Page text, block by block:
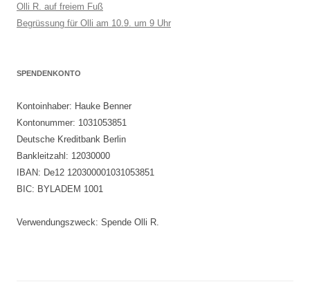
Olli R. auf freiem Fuß
Begrüssung für Olli am 10.9. um 9 Uhr
SPENDENKONTO
Kontoinhaber: Hauke Benner
Kontonummer: 1031053851
Deutsche Kreditbank Berlin
Bankleitzahl: 12030000
IBAN: De12 120300001031053851
BIC: BYLADEM 1001
Verwendungszweck: Spende Olli R.